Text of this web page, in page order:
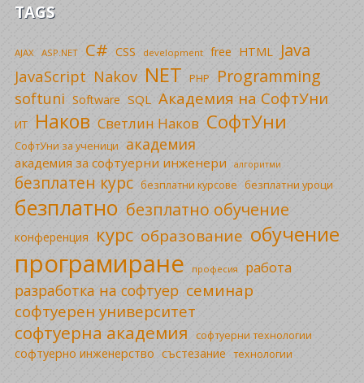
TAGS
AJAX ASP.NET C# CSS development free HTML Java
JavaScript Nakov NET PHP Programming
softuni Software SQL Академия на СофтУни
ИТ Наков Светлин Наков СофтУни
СофтУни за ученици академия
академия за софтуерни инженери алгоритми
безплатен курс безплатни курсове безплатни уроци
безплатно безплатно обучение
конференция курс образование обучение
програмиране професия работа
разработка на софтуер семинар
софтуерен университет
софтуерна академия софтуерни технологии
софтуерно инженерство състезание технологии